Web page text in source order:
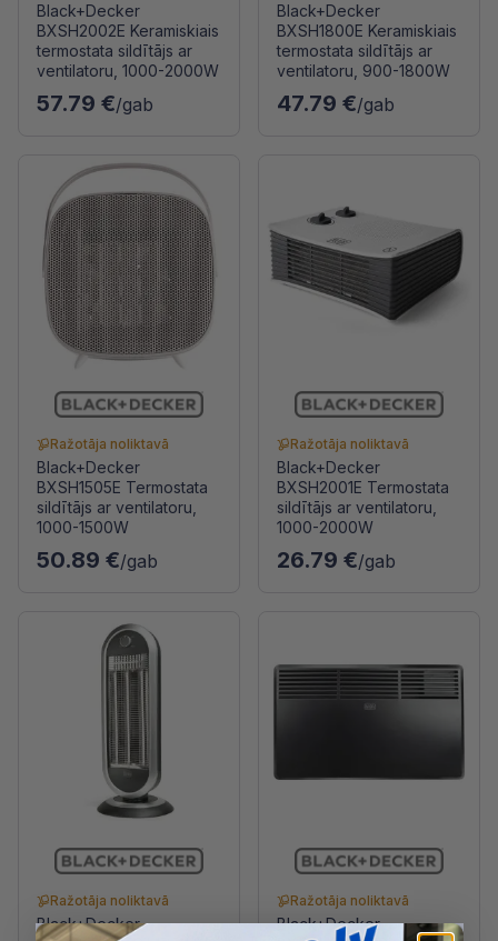
Black+Decker
BXSH2002E Keramiskiais
termostata sildītājs ar
ventilatoru, 1000-2000W
57.79 €/gab
Black+Decker
BXSH1800E Keramiskiais
termostata sildītājs ar
ventilatoru, 900-1800W
47.79 €/gab
Ražotāja noliktavā
Black+Decker
BXSH1505E Termostata
sildītājs ar ventilatoru,
1000-1500W
50.89 €/gab
Ražotāja noliktavā
Black+Decker
BXSH2001E Termostata
sildītājs ar ventilatoru,
1000-2000W
26.79 €/gab
Ražotāja noliktavā
Black+Decker
Ražotāja noliktavā
Black+Decker